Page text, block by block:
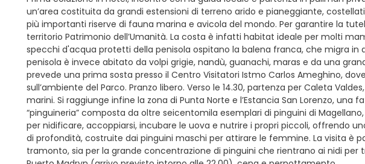
un’area costituita da grandi estensioni di terreno arido e pianeggiante,
più importanti riserve di fauna marina e avicola del mondo. Per garantire la
territorio Patrimonio dell’Umanità. La costa è infatti habitat ideale per molti
specchi d'acqua protetti della penisola ospitano la balena franca, che migra in
penisola è invece abitato da volpi grigie, nandù, guanachi, maras e da una
prevede una prima sosta presso il Centro Visitatori Istmo Carlos Ameghino,
sull’ambiente del Parco. Pranzo libero. Verso le 14.30, partenza per Caleta
marini. Si raggiunge infine la zona di Punta Norte e l’Estancia San Lorenzo,
“pinguineria” composta da oltre seicentomila esemplari di pinguini di
per nidificare, accoppiarsi, incubare le uova e nutrire i propri piccoli, offrendo
di profondità, costruite dai pinguini maschi per attirare le femmine. La visita è
tramonto, sia per la grande concentrazione di pinguini che rientrano ai nidi